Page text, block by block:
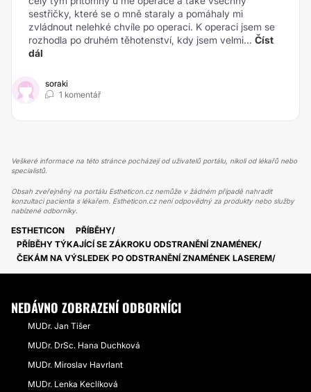
sestřičky, které se o mně staraly a pomáhaly mi
zvládnout nelehké chvíle po operaci. K operaci jsem se
rozhodla po druhém těhotenství, kdy jsem velmi... Číst
dál
soraki
1 komentář
Veškeré informace na této stránce pocházejí od uživatelů portálu, nikoli od lékařů nebo
specialistů.
Obsah zveřejněný na portálu Estheticon.cz nemůže v žádném případě nahradit
konzultaci pacienta s lékařem. Estheticon.cz není odpovědný za produkty nebo služby
nabízené odborníky.
ESTHETICON
PŘÍBĚHY
PŘÍBĚHY TÝKAJÍCÍ SE ZÁKROKU ODSTRANĚNÍ ZNAMÉNEK
ČEKÁM NA VÝSLEDEK PO ODSTRANĚNÍ ZNAMÉNEK LASEREM
NEDÁVNO ZOBRAZENÍ ODBORNÍCI
MUDr. Jan Tišer
MUDr. DrSc. Hana Duchková
MUDr. Miroslav Havrlant
MUDr. Lenka Keclíková